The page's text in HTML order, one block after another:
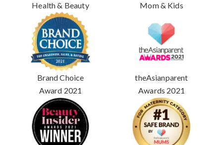
Health & Beauty
Mom & Kids
Brand Choice
Award 2021
theAsianparent
Awards 2021